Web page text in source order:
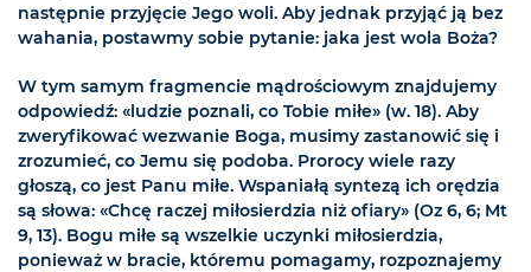
następnie przyjęcie Jego woli. Aby jednak przyjąć ją bez
wahania, postawmy sobie pytanie: jaka jest wola Boża?
W tym samym fragmencie mądrościowym znajdujemy
odpowiedź: «ludzie poznali, co Tobie miłe» (w. 18). Aby
zweryfikować wezwanie Boga, musimy zastanowić się i
zrozumieć, co Jemu się podoba. Prorocy wiele razy
głoszą, co jest Panu miłe. Wspaniałą syntezą ich orędzia
są słowa: «Chcę raczej miłosierdzia niż ofiary» (Oz 6, 6; Mt
9, 13). Bogu miłe są wszelkie uczynki miłosierdzia,
ponieważ w bracie, któremu pomagamy, rozpoznajemy